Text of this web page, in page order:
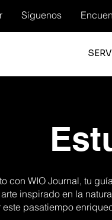
Síguenos
con WIO Journal, tu
inspirado en la
pasatiempo